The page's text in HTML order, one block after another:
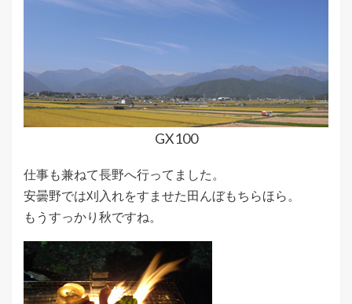
GX100
仕事も兼ねて長野へ行ってました。
安曇野では刈入れをすませた田んぼもちらほら。
もうすっかり秋ですね。